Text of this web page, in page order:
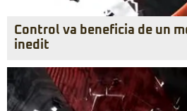
Control va beneficia de un
inedit